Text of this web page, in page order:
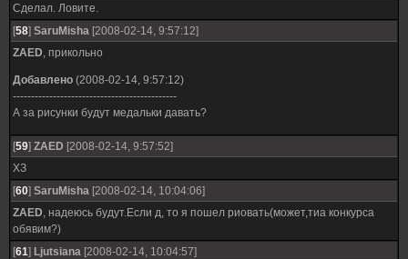
Сделал. Ловите.
[58] SaruMisha [2008-02-14, 9:57:12]
ZAED, прикольно
Добавлено (2008-02-14, 9:57:12)
---------------------------------------------
А за рисунки будут медальки давать?
[59] ZAED [2008-02-14, 9:57:52]
ХЗ
[60] SaruMisha [2008-02-14, 10:04:06]
ZAED, надеюсь будут.Если д, то я пошел риовать(может,тиа конкурса
обявим?)
[61] Ljutsiana [2008-02-14, 10:04:57]